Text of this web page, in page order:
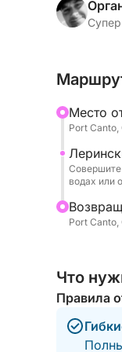
розового
На борту
Когда
Супер
Mесто
Port Canto,
Совершите
водах или
Port Canto,
Что
Правила